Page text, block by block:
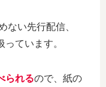
ない先行配信、
ています。
られるので、紙の